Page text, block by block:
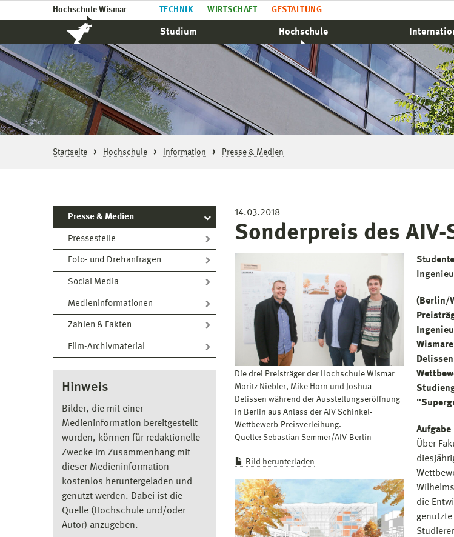
Hochschule Wismar TECHNIK WIRTSCHAFT GESTALTUNG
Studium Hochschule
Startseite Hochschule Information Presse & Medien
Presse & Medien
Pressestelle
Foto- und Drehanfragen
Social Media
Medieninformationen
Zahlen & Fakten
Film-Archivmaterial
Hinweis
Bilder, die mit einer
Medieninformation bereitgestellt
wurden, können für redaktionelle
Zwecke im Zusammenhang mit
dieser Medieninformation
kostenlos heruntergeladen und
genutzt werden. Dabei ist die
Quelle (Hochschule und/oder
Autor) anzugeben.
14.03.2018
Sonderpreis des
Die drei Preisträger der Hochschule Wismar
Moritz Niebler, Mike Horn und Joshua
Delissen während der Ausstellungseröffnung
in Berlin aus Anlass der AIV Schinkel-
Wettbewerb-Preisverleihung.
Quelle: Sebastian Semmer/AIV-Berlin
Bild herunterladen
(Berlin/
Über
die